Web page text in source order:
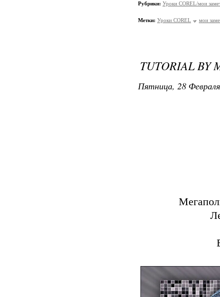
Рубрики: Уроки COREL/мои
Метки: Уроки COREL мои
TUTORIAL BY
Пятница, 28